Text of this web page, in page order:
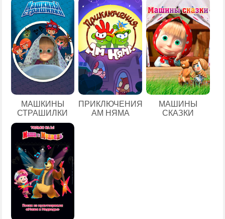
МАШКИНЫ
СТРАШИЛКИ
ПРИКЛЮЧЕНИЯ
АМ НЯМА
МАШИНЫ
СКАЗКИ